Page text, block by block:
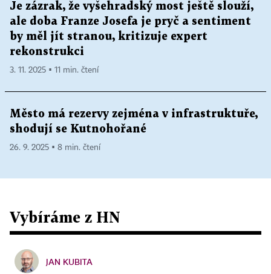
Je zázrak, že vyšehradský most ještě slouží,
ale doba Franze Josefa je pryč a sentiment
by měl jít stranou, kritizuje expert
rekonstrukci
3. 11. 2025 ▪ 11 min. čtení
Město má rezervy zejména v infrastruktuře,
shodují se Kutnohořané
26. 9. 2025 ▪ 8 min. čtení
Vybíráme z HN
JAN KUBITA